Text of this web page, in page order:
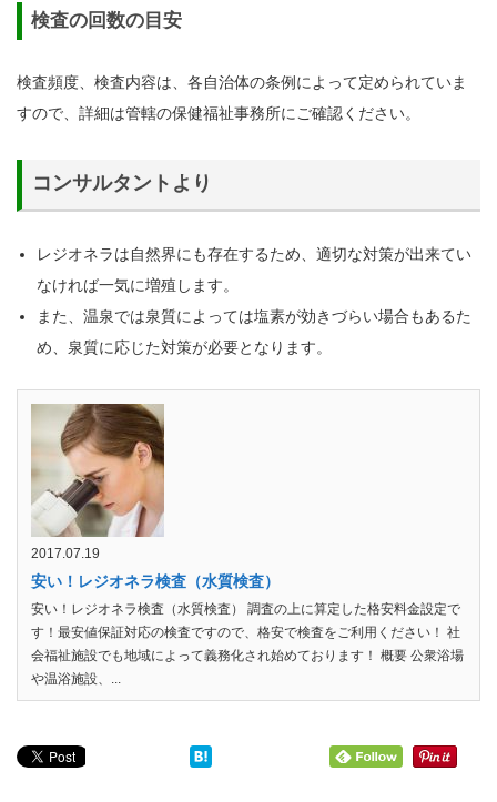
検査の回数の目安
検査頻度、検査内容は、各自治体の条例によって定められていま
すので、詳細は管轄の保健福祉事務所にご確認ください。
コンサルタントより
レジオネラは自然界にも存在するため、適切な対策が出来てい
なければ一気に増殖します。
また、温泉では泉質によっては塩素が効きづらい場合もあるた
め、泉質に応じた対策が必要となります。
2017.07.19
安い！レジオネラ検査（水質検査）
安い！レジオネラ検査（水質検査） 調査の上に算定した格安料金設定で
す！最安値保証対応の検査ですので、格安で検査をご利用ください！ 社
会福祉施設でも地域によって義務化され始めております！ 概要 公衆浴場
や温浴施設、...